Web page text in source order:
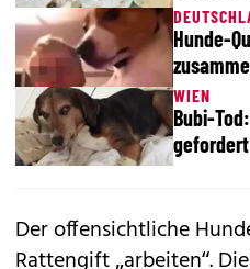
Hunde-
WIEN
Bubi-
gefordert
Der offensichtliche
Rattengift „arbeiten“.